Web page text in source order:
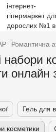
Романтична
набори
онлайн
Гель для
косметики